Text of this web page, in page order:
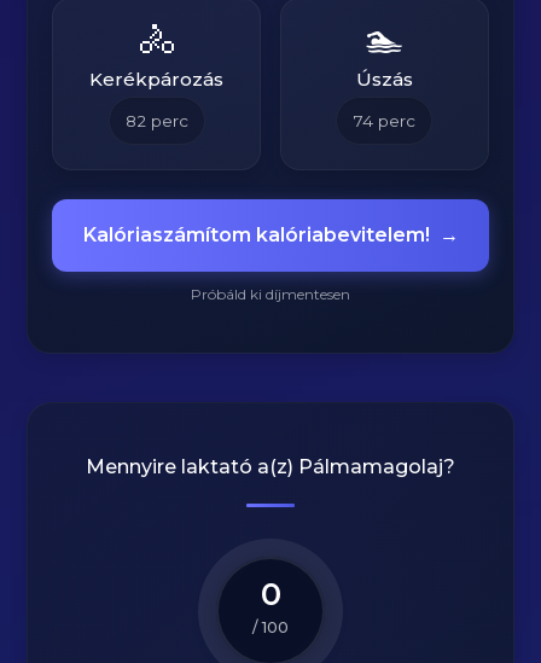
🚴
Kerékpározás
82 perc
🏊
Úszás
74perc
Kalóriaszámítom kalóriabevitelem! →
Próbáld ki díjmentesen
Mennyire laktató a(z) Pálmamagolaj?
0
/ 100